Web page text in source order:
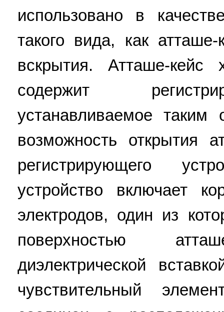
использовано в
такого вида, как
вскрытия. Атташе-кейс
содержит
устанавливаемое таким
возможность открытия
регистрирующего
устройство включает
электродов, один из
поверхностью
диэлектрической
чувствительный